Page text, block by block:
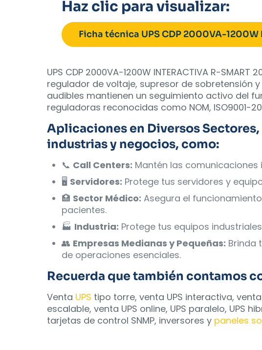
Haz clic para visualizar:
Ficha técnica UPS CDP 2000VA-1200W
UPS CDP 2000VA-1200W INTERACTIVA R-
regulador de voltaje, supresor de sobretensión
audibles mantienen un seguimiento activo del
reguladoras reconocidas como NOM, ISO9001-
Aplicaciones en Diversos
industrias y negocios, como:
📞 Call Centers: Mantén las
🖥️ Servidores: Protege tus servidores y
🏥 Sector Médico: Asegura el
pacientes.
🏭 Industria: Protege tus equipos
👥 Empresas Medianas y Pequeñas: Brinda
de operaciones esenciales.
Recuerda que también contamos
Venta UPS tipo torre, venta UPS interactiva, venta
escalable, venta UPS online, UPS paralelo, UPS
tarjetas de control SNMP, inversores y paneles